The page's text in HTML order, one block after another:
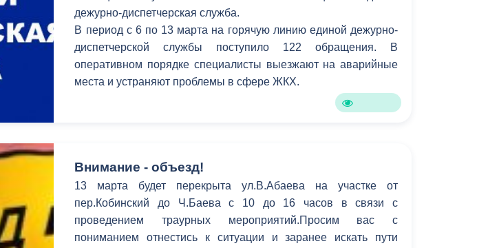
Кадровая политика Противодействие коррупции
Контактная информация Градостроительная деятельность
Списки граждан, состоящих на
Формирование комфортной
Общественное обсуждение
документов стратегического
планирования
Гражданская оборона в
чрезвычайных ситуациях
Незаконное строительство
дежурно-диспетчерская служба.
В период c 6 по 13 марта на горячую линию единой дежурно-
диспетчерской службы поступило 122 обращения. В
оперативном порядке специалисты выезжают на аварийные
места и устраняют проблемы в сфере ЖКХ.
Внимание - объезд!
13 марта будет перекрыта ул.В.Абаева на участке от
пер.Кобинский до Ч.Баева с 10 до 16 часов в связи с
проведением траурных мероприятий.Просим вас с
пониманием отнестись к ситуации и заранее искать пути